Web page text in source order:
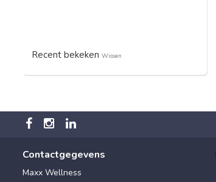
Recent bekeken Wissen
Contactgegevens
Maxx Wellness